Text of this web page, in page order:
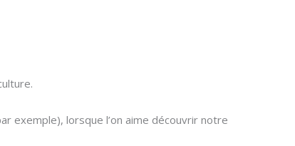
exemple), lorsque l’on aime découvrir notre